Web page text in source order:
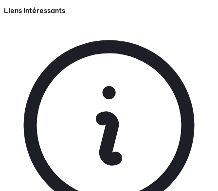
Liens intéressants